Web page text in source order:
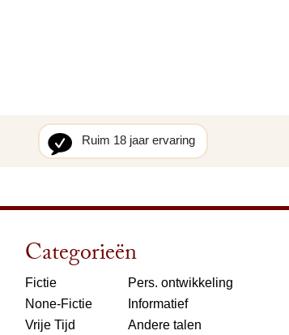
Ruim 18 jaar ervaring
Categorieën
Fictie
None-Fictie
Vrije Tijd
Pers. ontwikkeling
Informatief
Andere talen